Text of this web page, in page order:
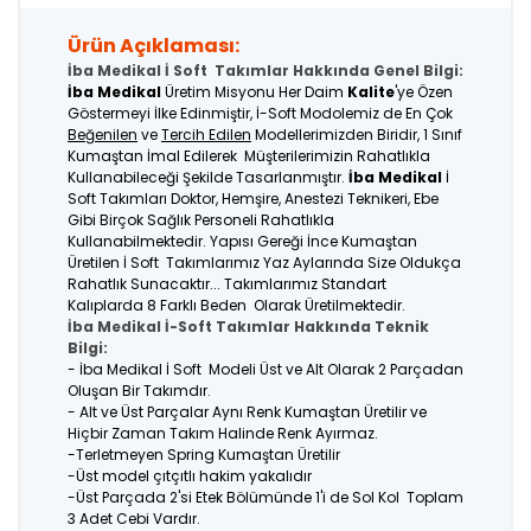
Ürün Açıklaması:
İba Medikal İ Soft Takımlar Hakkında Genel Bilgi:
İba MedikalÜretim Misyonu Her Daim Kalite'ye Özen
Göstermeyi İlke Edinmiştir, İ-Soft Modolemiz de En Çok
Beğenilen veTercih Edilen Modellerimizden Biridir, 1 Sınıf
Kumaştan İmal Edilerek Müşterilerimizin Rahatlıkla
Kullanabileceği Şekilde Tasarlanmıştır. İba Medikal İ
Soft Takımları Doktor, Hemşire, Anestezi Teknikeri, Ebe
Gibi Birçok Sağlık Personeli Rahatlıkla
Kullanabilmektedir. Yapısı Gereği İnce Kumaştan
Üretilen İ Soft Takımlarımız Yaz Aylarında Size Oldukça
Rahatlık Sunacaktır... Takımlarımız Standart
Kalıplarda 8 Farklı Beden Olarak Üretilmektedir.
İba Medikal İ-Soft Takımlar Hakkında Teknik
Bilgi:
- İba Medikal İ Soft Modeli Üst ve Alt Olarak 2 Parçadan
Oluşan Bir Takımdır.
- Alt ve Üst Parçalar Aynı Renk Kumaştan Üretilir ve
Hiçbir Zaman Takım Halinde Renk Ayırmaz.
-Terletmeyen Spring Kumaştan Üretilir
-Üst model çıtçıtlı hakim yakalıdır
-Üst Parçada 2'si Etek Bölümünde 1'i de Sol Kol Toplam
3 Adet Cebi Vardır.